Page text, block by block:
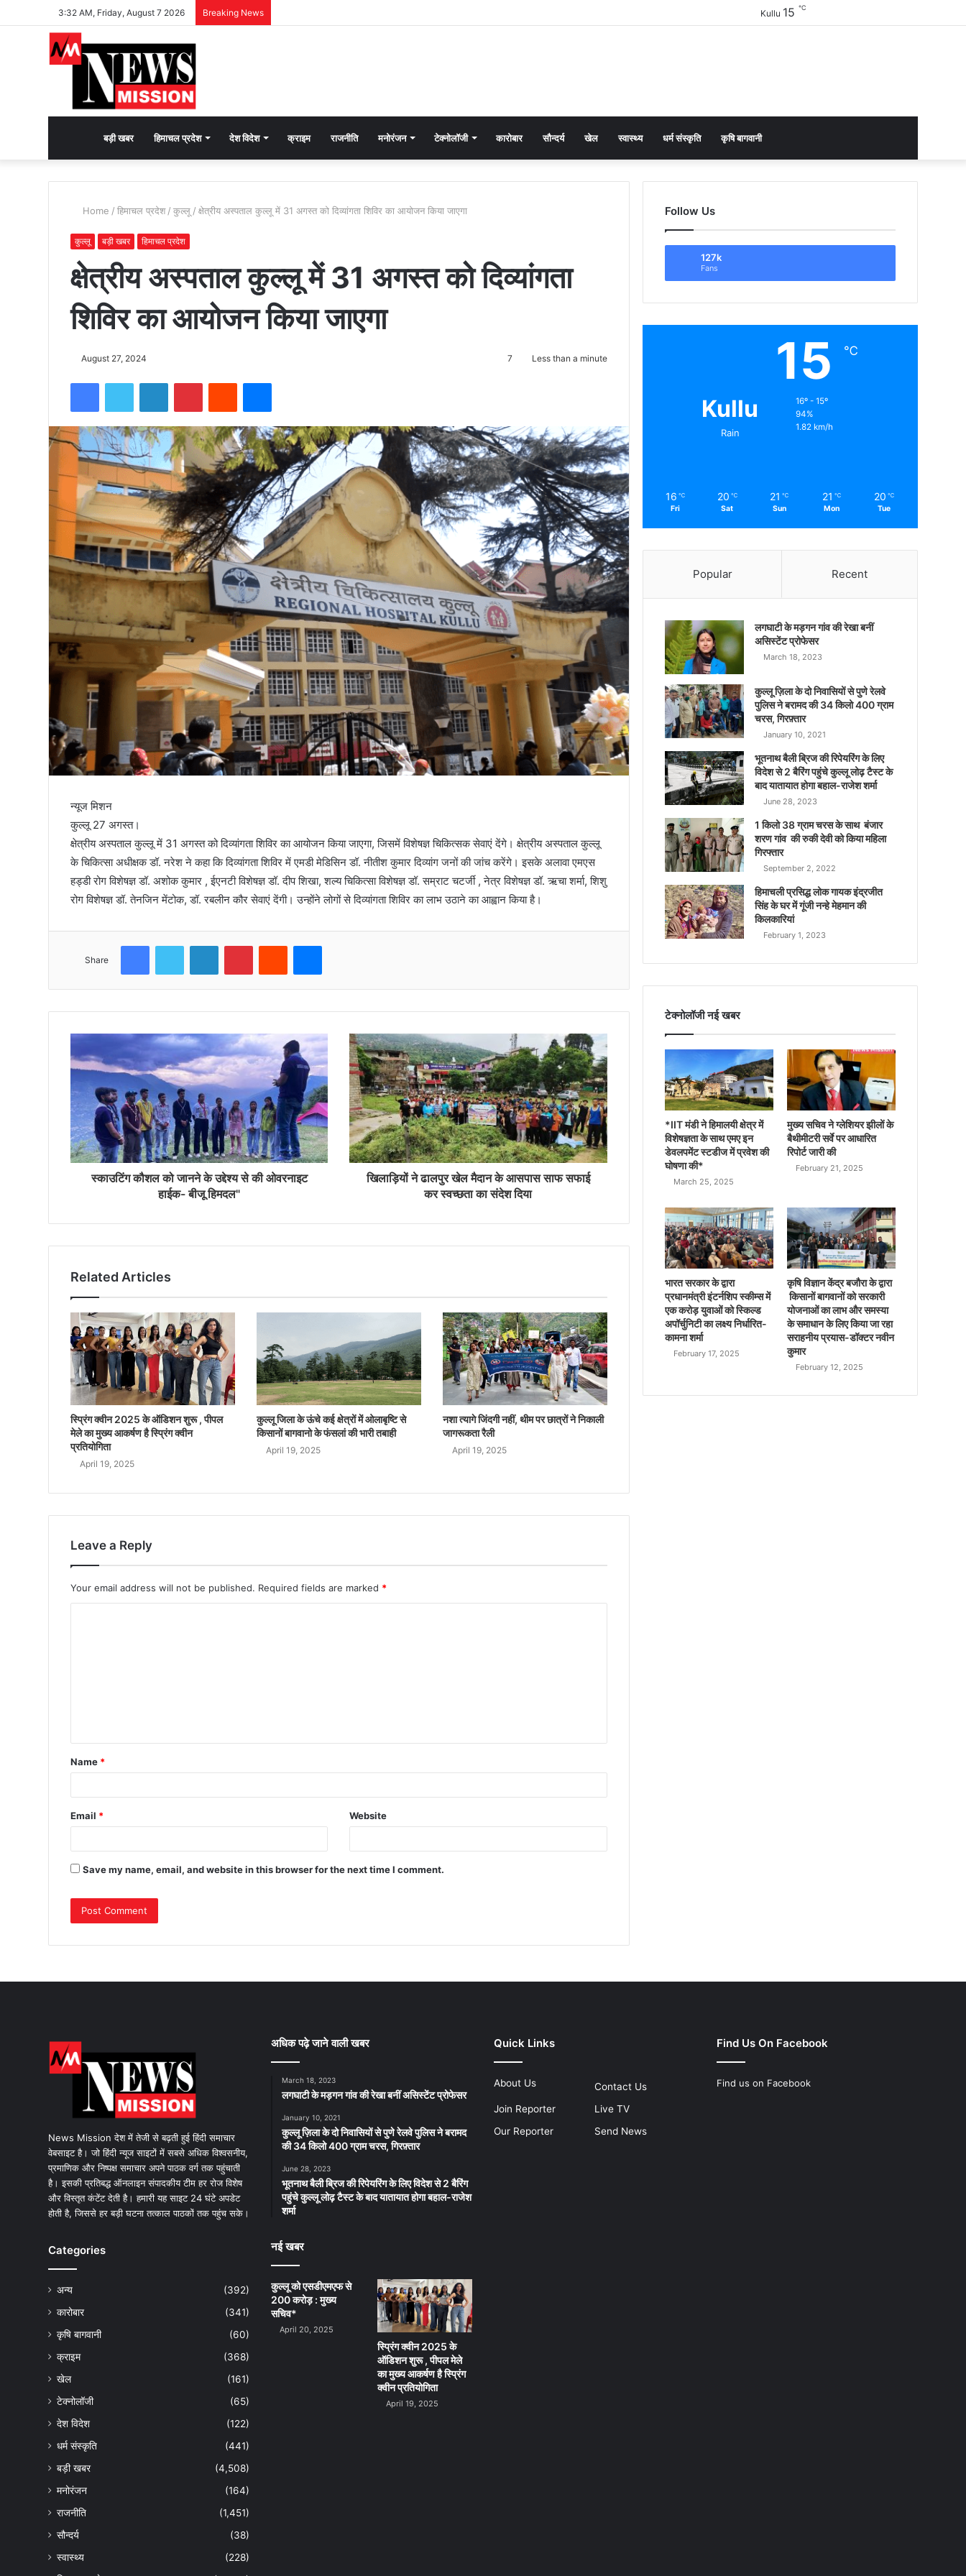
3:32 AM, Friday, August 7 2026 Breaking News Kullu 15 ℃
भक्ति
भावना
जगाने
को
फीट
उंची
चोटी
पर
फहराया
तिरंगा
बड़ी खबर हिमाचल प्रदेश देश विदेश क्राइम राजनीति मनोरंजन टेक्नोलॉजी कारोबार सौन्दर्य खेल स्वास्थ्य धर्म संस्कृति कृषि बागवानी
Home / हिमाचल प्रदेश / कुल्लू / क्षेत्रीय अस्पताल कुल्लू में 31 अगस्त को दिव्यांगता शिविर का आयोजन किया जाएगा
कुल्लू बड़ी खबर हिमाचल प्रदेश
क्षेत्रीय अस्पताल कुल्लू में 31 अगस्त को दिव्यांगता
शिविर का आयोजन किया जाएगा
August 27, 2024 7 Less than a minute
न्यूज मिशन
कुल्लू 27 अगस्त।
क्षेत्रीय अस्पताल कुल्लू में 31 अगस्त को दिव्यांगता शिविर का आयोजन किया जाएगा, जिसमें विशेषज्ञ चिकित्सक सेवाएं देंगे। क्षेत्रीय अस्पताल कुल्लू
के चिकित्सा अधीक्षक डॉ. नरेश ने कहा कि दिव्यांगता शिविर में एमडी मेडिसिन डॉ. नीतीश कुमार दिव्यांग जनों की जांच करेंगे। इसके अलावा एमएस
हड्डी रोग विशेषज्ञ डॉ. अशोक कुमार , ईएनटी विशेषज्ञ डॉ. दीप शिखा, शल्य चिकित्सा विशेषज्ञ डॉ. सम्राट चटर्जी , नेत्र विशेषज्ञ डॉ. ऋचा शर्मा, शिशु
रोग विशेषज्ञ डॉ. तेनजिन मेंटोक, डॉ. रबलीन कौर सेवाएं देंगी। उन्होंने लोगों से दिव्यांगता शिविर का लाभ उठाने का आह्वान किया है।
Share
स्काउटिंग कौशल को जानने के उद्देश्य से की ओवरनाइट
हाईक- बीजू हिमदल"
खिलाड़ियों ने ढालपुर खेल मैदान के आसपास साफ सफाई
कर स्वच्छता का संदेश दिया
Related Articles
स्प्रिंग क्वीन 2025 के ऑडिशन शुरू , पीपल
मेले का मुख्य आकर्षण है स्प्रिंग क्वीन
प्रतियोगिता
April 19, 2025
कुल्लू जिला के ऊंचे कई क्षेत्रों में ओलाबृष्टि से
किसानों बागवानो के फंसलां की भारी तबाही
April 19, 2025
नशा त्यागे जिंदगी नहीं, थीम पर छात्रों ने निकाली
जागरूकता रैली
April 19, 2025
Leave a Reply
Your email address will not be published. Required fields are marked *
Name *
Email * Website
Save my name, email, and website in this browser for the next time I comment.
Follow Us
127k
Fans
Kullu
Rain
15 ℃
16º - 15º
94%
1.82 km/h
16 ℃
Fri
20 ℃
Sat
21 ℃
Sun
21 ℃
Mon
20 ℃
Tue
Popular Recent
लगघाटी के मड़गन गांव की रेखा बनीं
असिस्टेंट प्रोफेसर
March 18, 2023
कुल्लू ज़िला के दो निवासियों से पुणे रेलवे
पुलिस ने बरामद की 34 किलो 400 ग्राम
चरस, गिरफ़्तार
January 10, 2021
भूतनाथ बैली ब्रिज की रिपेयरिंग के लिए
विदेश से 2 बैरिंग पहुंचे कुल्लू लोढ़ टैस्ट के
बाद यातायात होगा बहाल-राजेश शर्मा
June 28, 2023
1 किलो 38 ग्राम चरस के साथ बंजार
शरण गांव की रुकी देवी को किया महिला
गिरफ्तार
September 2, 2022
हिमाचली प्रसिद्ध लोक गायक इंद्रजीत
सिंह के घर में गूंजी नन्हे मेहमान की
किलकारियां
February 1, 2023
टेक्नोलॉजी नई खबर
*IIT मंडी ने हिमालयी क्षेत्र में
विशेषज्ञता के साथ एमए इन
डेवलपमेंट स्टडीज में प्रवेश की
घोषणा की*
March 25, 2025
मुख्य सचिव ने ग्लेशियर झीलों के
बैथीमीटरी सर्वे पर आधारित
रिपोर्ट जारी की
February 21, 2025
भारत सरकार के द्वारा
प्रधानमंत्री इंटर्नशिप स्कीम्स में
एक करोड़ युवाओं को स्किल्ड
अपॉर्चुनिटी का लक्ष्य निर्धारित-
कामना शर्मा
February 17, 2025
कृषि विज्ञान केंद्र बजौरा के द्वारा
किसानों बागवानों को सरकारी
योजनाओं का लाभ और समस्या
के समाधान के लिए किया जा रहा
सराहनीय प्रयास-डॉक्टर नवीन
कुमार
February 12, 2025
News Mission देश में तेजी से बढ़ती हुई हिंदी समाचार
वेबसाइट है। जो हिंदी न्यूज साइटों में सबसे अधिक विश्वसनीय,
प्रमाणिक और निष्पक्ष समाचार अपने पाठक वर्ग तक पहुंचाती
है। इसकी प्रतिबद्ध ऑनलाइन संपादकीय टीम हर रोज विशेष
और विस्तृत कंटेंट देती है। हमारी यह साइट 24 घंटे अपडेट
होती है, जिससे हर बड़ी घटना तत्काल पाठकों तक पहुंच सके।
Categories
अन्य
(392)
कारोबार
(341)
कृषि बागवानी
(60)
क्राइम
(368)
खेल
(161)
टेक्नोलॉजी
(65)
देश विदेश
(122)
धर्म संस्कृति
(441)
बड़ी खबर
(4,508)
मनोरंजन
(164)
राजनीति
(1,451)
सौन्दर्य
(38)
स्वास्थ्य
(228)
अधिक पढ़े जाने वाली खबर
March 18, 2023
लगघाटी के मड़गन गांव की रेखा बनीं असिस्टेंट प्रोफेसर
January 10, 2021
कुल्लू ज़िला के दो निवासियों से पुणे रेलवे पुलिस ने बरामद
की 34 किलो 400 ग्राम चरस, गिरफ़्तार
June 28, 2023
भूतनाथ बैली ब्रिज की रिपेयरिंग के लिए विदेश से 2 बैरिंग
पहुंचे कुल्लू लोढ़ टैस्ट के बाद यातायात होगा बहाल-राजेश
शर्मा
नई खबर
कुल्लू को एसडीएमएफ से
200 करोड़ : मुख्य
सचिव*
April 20, 2025
स्प्रिंग क्वीन 2025 के
ऑडिशन शुरू , पीपल मेले
का मुख्य आकर्षण है स्प्रिंग
क्वीन प्रतियोगिता
April 19, 2025
Quick Links
About Us
Contact Us
Join Reporter
Live TV
Our Reporter
Send News
Find Us On Facebook
Find us on Facebook